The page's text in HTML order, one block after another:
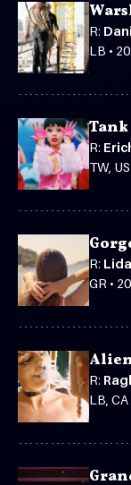
R:
LB •
R:
TW,
R:
GR •
R:
LB, CA